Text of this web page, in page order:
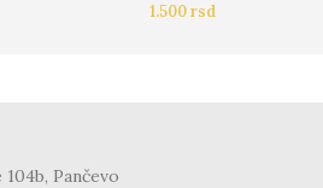
1.500rsd
Pančevo